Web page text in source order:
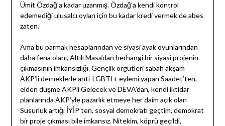
Ümit Özdağ’a kadar uzanmış. Özdağ’a kendi kontrol
edemediği ulusalcı oyları için bu kadar kredi vermek de abes
zaten.
Ama bu parmak hesaplarından ve siyasi ayak oyunlarından
daha fena olanı, Altılı Masa’dan herhangi bir siyasi projenin
çıkmasının imkansızlığı. Gençlik örgütleri sabah akşam
AKP’li derneklerle anti-LGBTI+ eylemi yapan Saadet’ten,
elden düşme AKPli Gelecek ve DEVA’dan, kendi iktidar
planlarında AKP’yle pazarlık etmeye her daim açık olan
Susurluk artığı İYİP’ten, sosyal demokratı geçtim, demokrat
bir proje çıkması bile imkansız. Nitekim, köprü geçildi,